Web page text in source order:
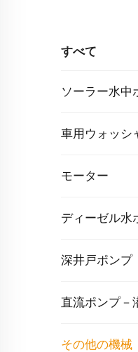
すべて
ソーラー水中
車用ウォッシ
モーター
ディーゼル水
深井戸ポンプ
直流ポンプ－
その他の機械